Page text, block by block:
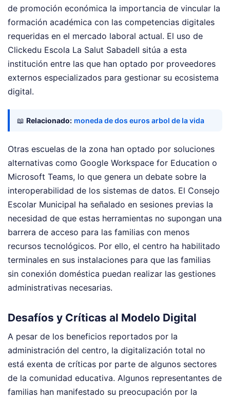
de promoción económica la importancia de vincular la
formación académica con las competencias digitales
requeridas en el mercado laboral actual. El uso de
Clickedu Escola La Salut Sabadell sitúa a esta
institución entre las que han optado por proveedores
externos especializados para gestionar su ecosistema
digital.
📖 Relacionado: moneda de dos euros arbol de la vida
Otras escuelas de la zona han optado por soluciones
alternativas como Google Workspace for Education o
Microsoft Teams, lo que genera un debate sobre la
interoperabilidad de los sistemas de datos. El Consejo
Escolar Municipal ha señalado en sesiones previas la
necesidad de que estas herramientas no supongan una
barrera de acceso para las familias con menos
recursos tecnológicos. Por ello, el centro ha habilitado
terminales en sus instalaciones para que las familias
sin conexión doméstica puedan realizar las gestiones
administrativas necesarias.
Desafíos y Críticas al Modelo Digital
A pesar de los beneficios reportados por la
administración del centro, la digitalización total no
está exenta de críticas por parte de algunos sectores
de la comunidad educativa. Algunos representantes de
familias han manifestado su preocupación por la